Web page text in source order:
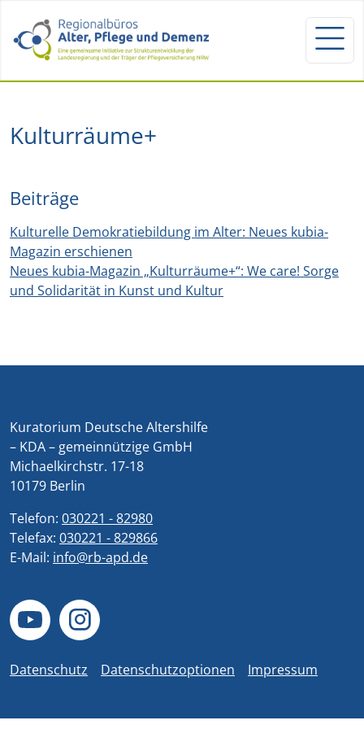
Kulturräume+
Beiträge
Kulturelle Demokratiebildung im Alter: Neues kubia-
Magazin erschienen
Neues kubia-Magazin „Kulturräume+“: We care! Sorge
und Solidarität in Kunst und Kultur
Kuratorium Deutsche Altershilfe
– KDA – gemeinnützige GmbH
Michaelkirchstr. 17-18
10179 Berlin
Telefon: 030221 - 82980
Telefax: 030221 - 829866
E-Mail: info@rb-apd.de
Datenschutz Datenschutzoptionen Impressum